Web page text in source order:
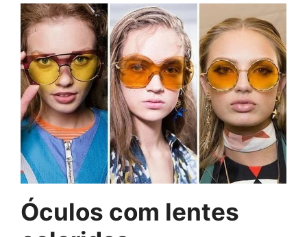
Óculos com lentes